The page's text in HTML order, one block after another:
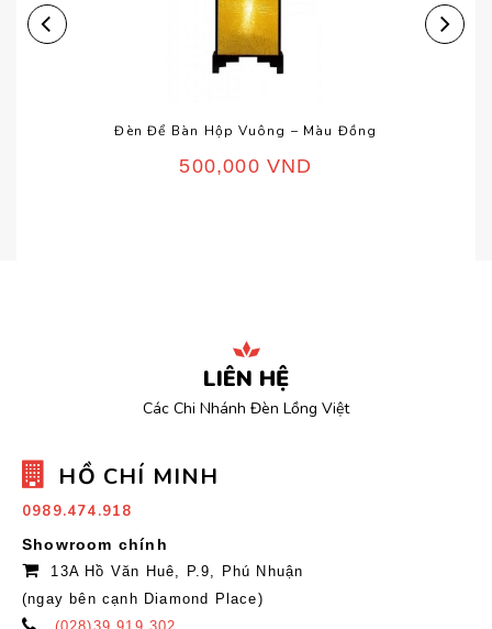
Đèn Để Bàn Hộp Vuông – Màu Đồng
500,000 VND
LIÊN HỆ
Các Chi Nhánh Đèn Lồng Việt
HỒ CHÍ MINH
0989.474.918
Showroom chính
13A Hồ Văn Huê, P.9, Phú Nhuận
(ngay bên cạnh Diamond Place)